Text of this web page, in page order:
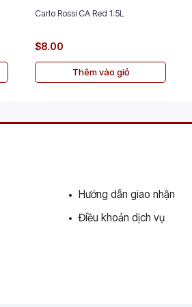
Carlo Rossi CA Red 1.5L
$8.00
Thêm vào giỏ
Hướng dẫn giao nhận
Điều khoản dịch vụ